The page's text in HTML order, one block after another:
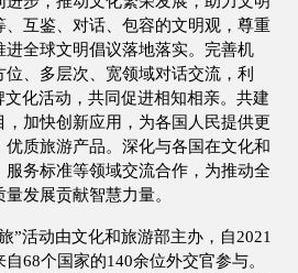
互鉴、对话、包容的文明观，尊重
全球文明倡议落地落实。完善机
、多层次、宽领域对话交流，利
文化活动，共同促进相知相亲。共建
加快创新应用，为各国人民提供更
质旅游产品。深化与各国在文化和
务标准等领域交流合作，为推动全
发展贡献智慧力量。
”活动由文化和旅游部主办，自2021
68个国家的140余位外交官参与。